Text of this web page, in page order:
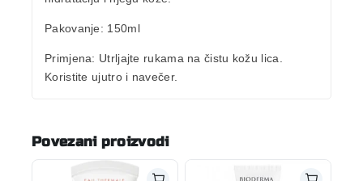
Pakovanje: 150ml
Primjena: Utrljajte rukama na čistu kožu lica.
Koristite ujutro i navečer.
Povezani proizvodi